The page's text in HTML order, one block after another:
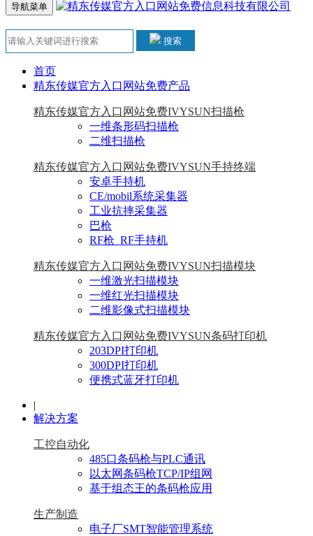
导航菜单
搜索
首页
精东传媒官方入口网站免费产品
精东传媒官方入口网站免费IVYSUN扫描枪
一维条形码扫描枪
二维扫描枪
精东传媒官方入口网站免费IVYSUN手持终端
安卓手持机
CE/mobil系统采集器
工业抗摔采集器
巴枪
RF枪_RF手持机
精东传媒官方入口网站免费IVYSUN扫描模块
一维激光扫描模块
一维红光扫描模块
二维影像式扫描模块
精东传媒官方入口网站免费IVYSUN条码打印机
203DPI打印机
300DPI打印机
便携式蓝牙打印机
|
解决方案
工控自动化
485口条码枪与PLC通讯
以太网条码枪TCP/IP组网
基于组态王的条码枪应用
生产制造
电子厂SMT智能管理系统